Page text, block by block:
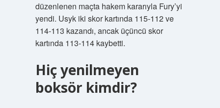
düzenlenen maçta hakem kararıyla Fury’yi
yendi. Usyk iki skor kartında 115-112 ve
114-113 kazandı, ancak üçüncü skor
kartında 113-114 kaybetti.
Hiç yenilmeyen
boksör kimdir?